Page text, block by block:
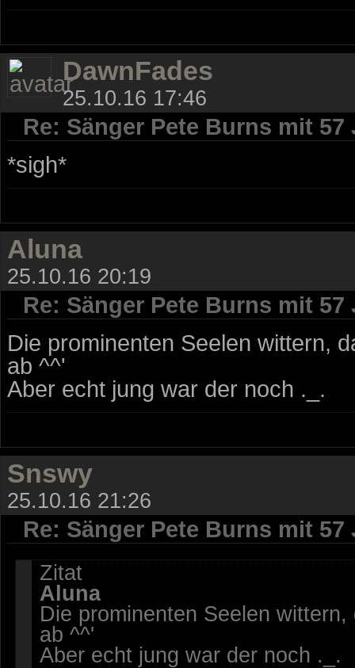
DawnFades
25.10.16 17:46
Re: Sänger Pete Burns mit
*sigh*
Aluna
25.10.16 20:19
Re: Sänger Pete Burns mit
Die prominenten Seelen wittern,
ab ^^'
Aber echt jung war der noch ._.
Snswy
25.10.16 21:26
Re: Sänger Pete Burns mit
Zitat
Aluna
Die prominenten Seelen
ab ^^'
Aber echt jung war der noch ._.